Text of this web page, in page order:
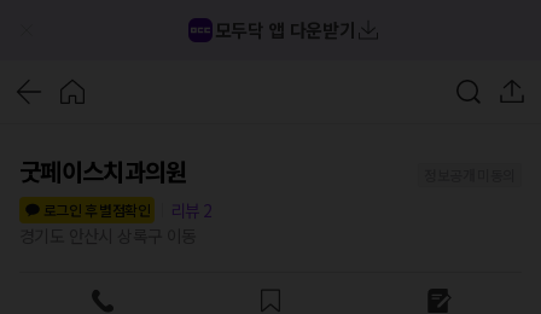
모두닥 앱 다운받기
굿페이스치과의원
로그인 후 별점확인
리뷰 2